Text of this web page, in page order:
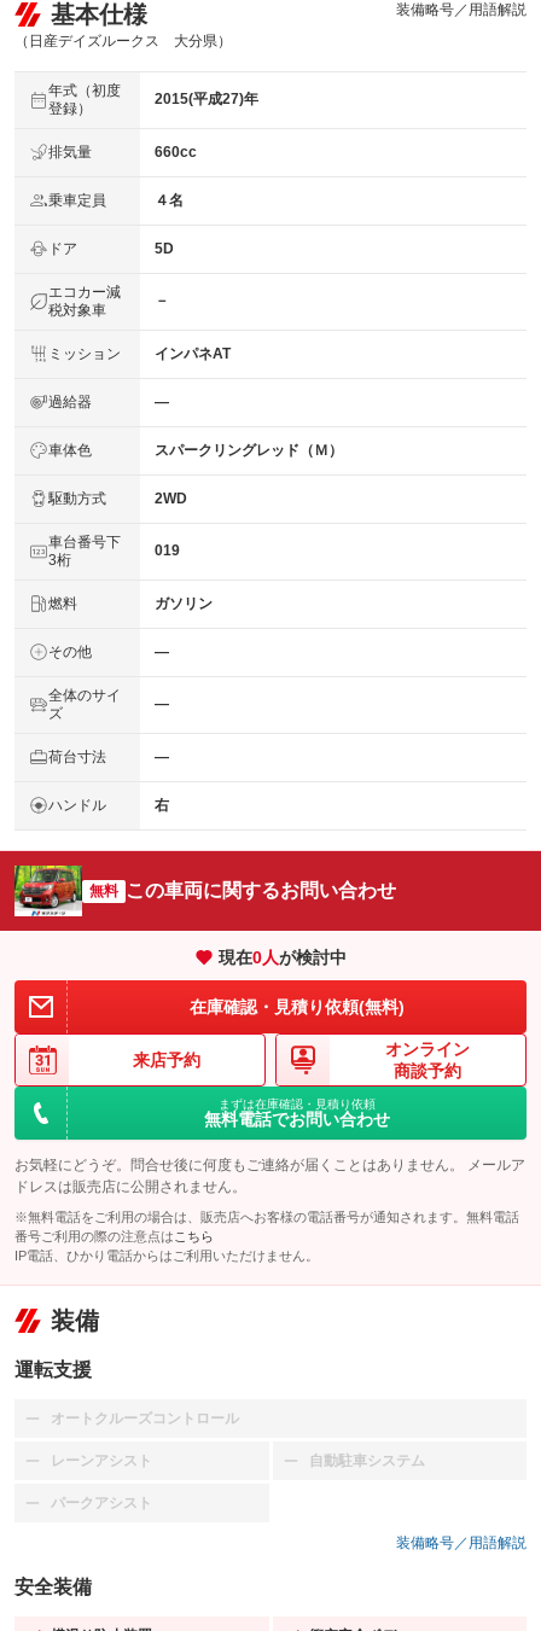
基本仕様
（日産デイズルークス 大分県）
装備略号／用語解説
年式（初度
登録）
2015(平成27)年
排気量 660cc
乗車定員 ４名
ドア 5D
エコカー減
税対象車
－
ミッション インパネAT
過給器 ―
車体色 スパークリングレッド（Ｍ）
駆動方式 2WD
車台番号下
3桁
019
燃料 ガソリン
その他 ―
全体のサイ
ズ
―
荷台寸法 ―
ハンドル 右
無料 この車両に関するお問い合わせ
現在0人が検討中
在庫確認・見積り依頼(無料)
来店予約
オンライン
商談予約
まずは在庫確認・見積り依頼
無料電話でお問い合わせ
お気軽にどうぞ。問合せ後に何度もご連絡が届くことはありません。 メールア
ドレスは販売店に公開されません。
※無料電話をご利用の場合は、販売店へお客様の電話番号が通知されます。無料電話
番号ご利用の際の注意点は こちら
IP電話、ひかり電話からはご利用いただけません。
装備
運転支援
オートクルーズコントロール
：装備なし
レーンアシスト
：装備なし 自動駐車システム
：装備なし
パークアシスト
：装備なし
装備略号／用語解説
安全装備